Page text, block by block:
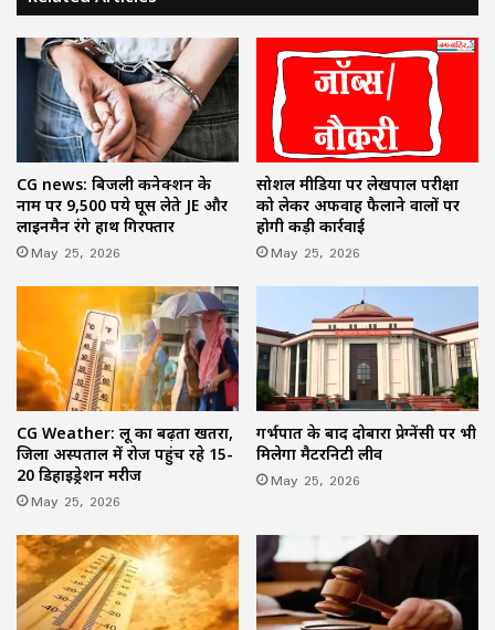
CG news: बिजली कनेक्शन के
नाम पर 9,500 रुपये घूस लेते JE और
लाइनमैन रंगे हाथ गिरफ्तार
May 25, 2026
सोशल मीडिया पर लेखपाल परीक्षा
को लेकर अफवाह फैलाने वालों पर
होगी कड़ी कार्रवाई
May 25, 2026
CG Weather: लू का बढ़ता खतरा,
जिला अस्पताल में रोज पहुंच रहे 15-
20 डिहाइड्रेशन मरीज
May 25, 2026
गर्भपात के बाद दोबारा प्रेग्नेंसी पर भी
मिलेगा मैटरनिटी लीव
May 25, 2026